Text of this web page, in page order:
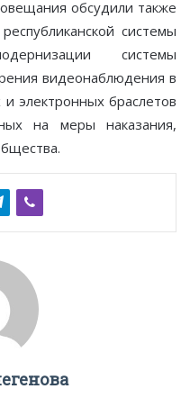
обсудили также
системы
системы
видеонаблюдения в
электронных браслетов
на меры наказания,